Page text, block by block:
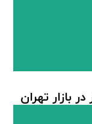
بازار تهران